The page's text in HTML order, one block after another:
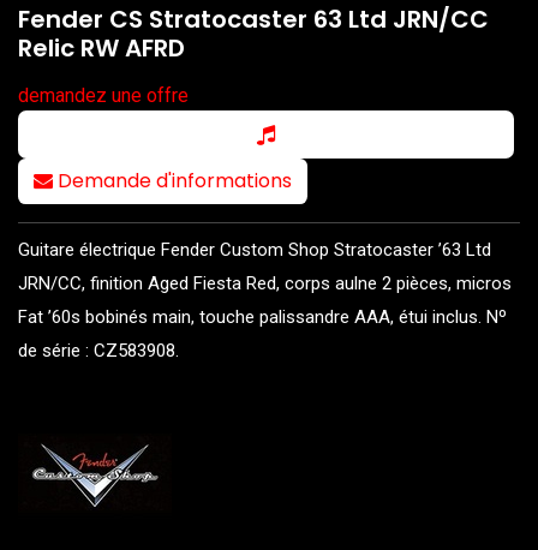
Fender CS Stratocaster 63 Ltd JRN/CC
Relic RW AFRD
demandez une offre
Demande d'informations
Guitare électrique Fender Custom Shop Stratocaster ’63 Ltd
JRN/CC, finition Aged Fiesta Red, corps aulne 2 pièces, micros
Fat ’60s bobinés main, touche palissandre AAA, étui inclus. Nº
de série : CZ583908.